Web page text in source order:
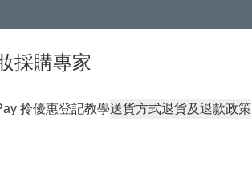
採購專家
拎優惠登記教學送貨方式退貨及退款政策